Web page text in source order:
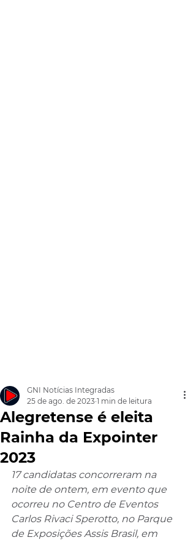
Alegretense é eleita
Rainha da Expointer
2023
GNI Notícias Integradas
25 de ago. de 2023 1 min de leitura
17 candidatas concorreram na
noite de ontem, em evento que
ocorreu no Centro de Eventos
Carlos Rivaci Sperotto, no Parque
de Exposições Assis Brasil, em